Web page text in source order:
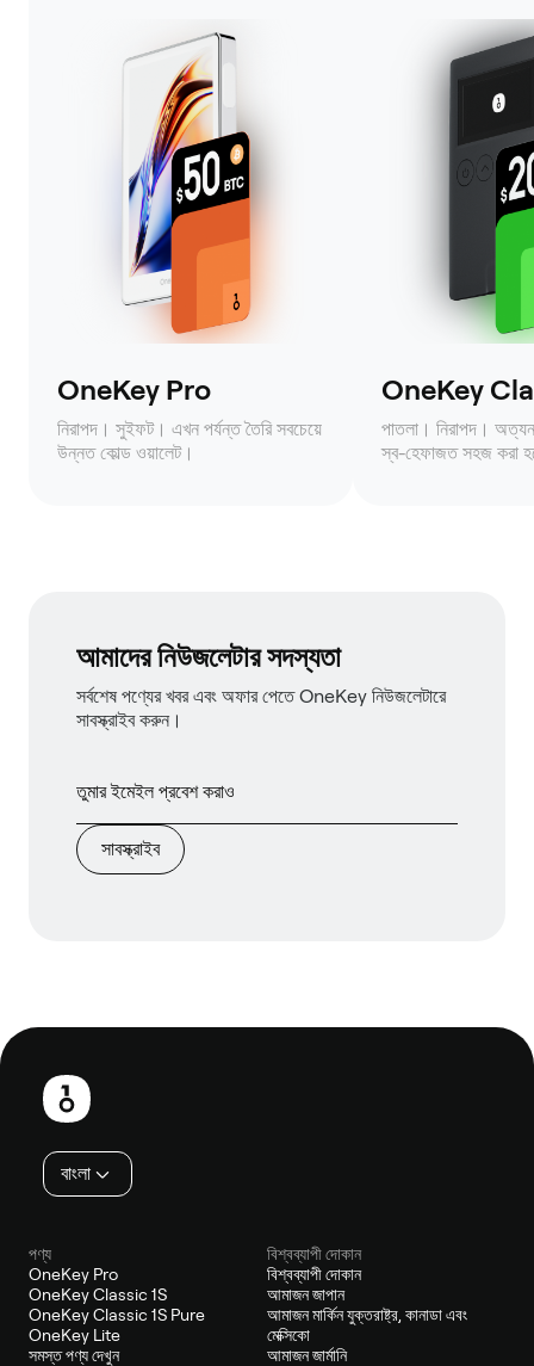
OneKey Pro
নিরাপদ। সুইফট। এখন পর্যন্ত তৈরি সবচেয়ে
উন্নত কোল্ড ওয়ালেট।
OneKey
পাতলা। নিরাপদ।
স্ব-হেফাজত সহজ করা
আমাদের নিউজলেটার সদস্যতা
সর্বশেষ পণ্যের খবর এবং অফার পেতে OneKey নিউজলেটারে
সাবস্ক্রাইব করুন।
সাবস্ক্রাইব
পাদলেখ
বাংলা
পণ্য
OneKey Pro
OneKey Classic 1S
OneKey Classic 1S Pure
OneKey Lite
সমস্ত পণ্য দেখুন
বিশ্বব্যাপী দোকান
বিশ্বব্যাপী দোকান
আমাজন জাপান
আমাজন মার্কিন যুক্তরাষ্ট্র, কানাডা এবং
মেক্সিকো
আমাজন জার্মানি